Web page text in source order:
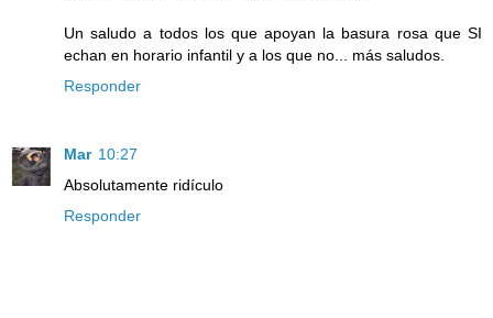
Un saludo a todos los que apoyan la basura rosa que SI
echan en horario infantil y a los que no... más saludos.
Responder
Mar 10:27
Absolutamente ridículo
Responder